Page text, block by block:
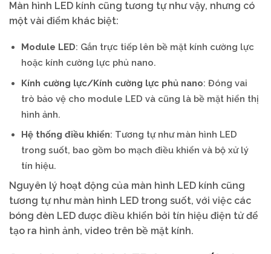
Màn hình LED kính cũng tương tự như vậy, nhưng có
một vài điểm khác biệt:
Module LED: Gắn trực tiếp lên bề mặt kính cường lực
hoặc kính cường lực phủ nano.
Kính cường lực/Kính cường lực phủ nano: Đóng vai
trò bảo vệ cho module LED và cũng là bề mặt hiển thị
hình ảnh.
Hệ thống điều khiển: Tương tự như màn hình LED
trong suốt, bao gồm bo mạch điều khiển và bộ xử lý
tín hiệu.
Nguyên lý hoạt động của màn hình LED kính cũng
tương tự như màn hình LED trong suốt, với việc các
bóng đèn LED được điều khiển bởi tín hiệu điện tử để
tạo ra hình ảnh, video trên bề mặt kính.